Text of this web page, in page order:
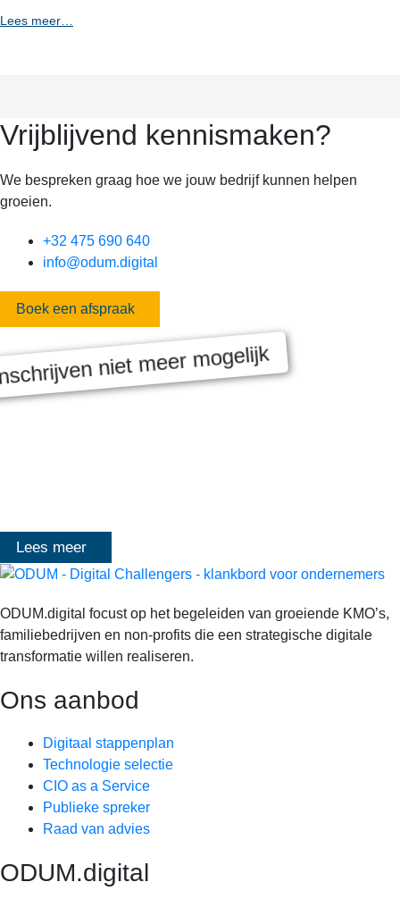
Lees meer…
Vrijblijvend kennismaken?
We bespreken graag hoe we jouw bedrijf kunnen helpen
groeien.
+32 475 690 640
info@odum.digital
Boek een afspraak
niet meer mogelijk
MASTERCLASS 2025
Lees meer
ODUM.digital focust op het begeleiden van groeiende KMO’s,
familiebedrijven en non-profits die een strategische digitale
transformatie willen realiseren.
Ons aanbod
Digitaal stappenplan
Technologie selectie
CIO as a Service
Publieke spreker
Raad van advies
ODUM.digital